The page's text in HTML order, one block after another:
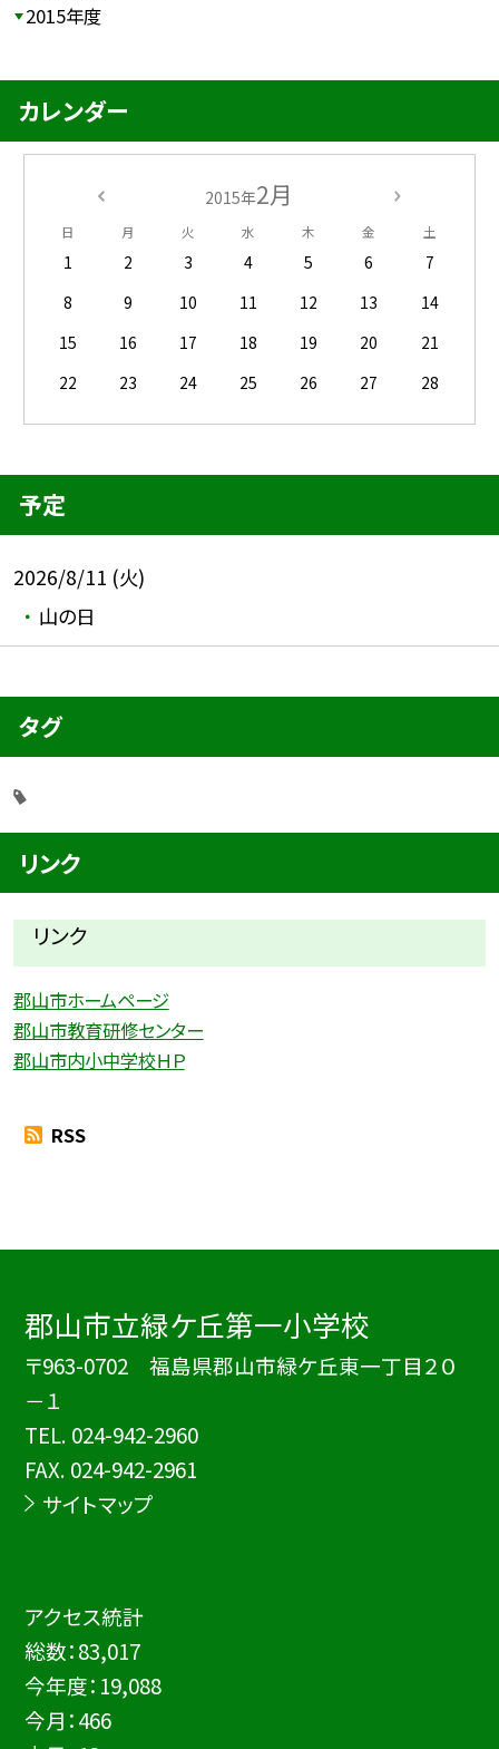
2015年度
カレンダー
2015年2月
日 月 火 水 木 金 土
1 2 3 4 5 6
7
8
9 10 11 12 13
14
15
16 17 18 19 20
21
22
23 24 25 26 27 28
予定
2026/8/11 (火)
山の日
タグ
リンク
リンク
郡山市ホームページ
郡山市教育研修センター
郡山市内小中学校ＨＰ
RSS
郡山市立緑ケ丘第一小学校
〒963-0702 福島県郡山市緑ケ丘東一丁目２０
－１
TEL. 024-942-2960
FAX. 024-942-2961
サイトマップ
アクセス統計
総数：83,017
今年度： 19,088
今月：466